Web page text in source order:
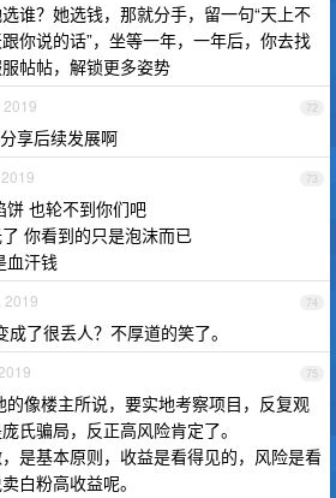
谁？她选钱，那就分手，留一句“天上不
你说的话”，坐等一年，一年后，你去找
帖帖，解锁更多姿势
72
2019
享后续发展啊
73
饼 也轮不到你们吧
你看到的只是泡沫而已
血汗钱
74
2019
了很丢人？不厚道的笑了。
75
的像楼主所说，要实地考察项目，反复观
氏骗局，反正高风险肯定了。
是基本原则，收益是看得见的，风险是看
白粉高收益呢。